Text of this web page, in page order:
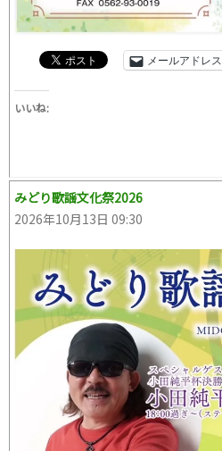
メールアドレス
いいね:
みどり歌謡文化祭2026
2026年10月13日 09:30